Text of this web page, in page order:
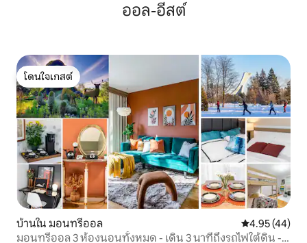
ออล-อีสต์
โดนใจเกสต์
โดนใจเกสต์
บ้านใน มอนทรีออล คะแนนเฉลี่ย
4.95 (44)
มอนทรีออล 3 ห้องนอนทั้งหมด - เดิน 3 นาทีถึงรถไฟใต้ดิน -